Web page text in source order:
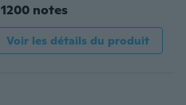
1200 notes
Voir les détails du produit